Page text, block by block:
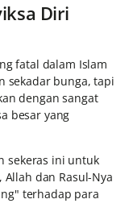
Diri
fatal dalam Islam
sekadar bunga, tapi
dengan sangat
besar yang
sekeras ini untuk
dan Rasul-Nya
terhadap para